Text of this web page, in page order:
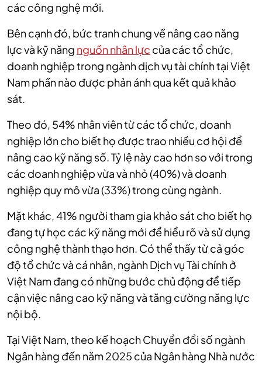
các công nghệ mới.
Bên cạnh đó, bức tranh chung về nâng cao năng
lực và kỹ năng nguồn nhân lực của các tổ chức,
doanh nghiệp trong ngành dịch vụ tài chính tại Việt
Nam phần nào được phản ánh qua kết quả khảo
sát.
Theo đó, 54% nhân viên từ các tổ chức, doanh
nghiệp lớn cho biết họ được trao nhiều cơ hội để
nâng cao kỹ năng số. Tỷ lệ này cao hơn so với trong
các doanh nghiệp vừa và nhỏ (40%) và doanh
nghiệp quy mô vừa (33%) trong cùng ngành.
Mặt khác, 41% người tham gia khảo sát cho biết họ
đang tự học các kỹ năng mới để hiểu rõ và sử dụng
công nghệ thành thạo hơn. Có thể thấy từ cả góc
độ tổ chức và cá nhân, ngành Dịch vụ Tài chính ở
Việt Nam đang có những bước chủ động để tiếp
cận việc nâng cao kỹ năng và tăng cường năng lực
nội bộ.
Tại Việt Nam, theo kế hoạch Chuyển đổi số ngành
Ngân hàng đến năm 2025 của Ngân hàng Nhà nước